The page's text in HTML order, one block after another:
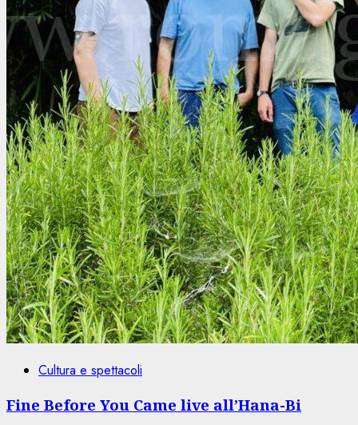
Cultura e spettacoli
Fine Before You Came live all’Hana-Bi